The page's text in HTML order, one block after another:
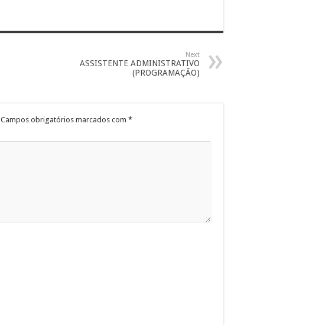
Next
ASSISTENTE ADMINISTRATIVO
(PROGRAMAÇÃO)
Campos obrigatórios marcados com *